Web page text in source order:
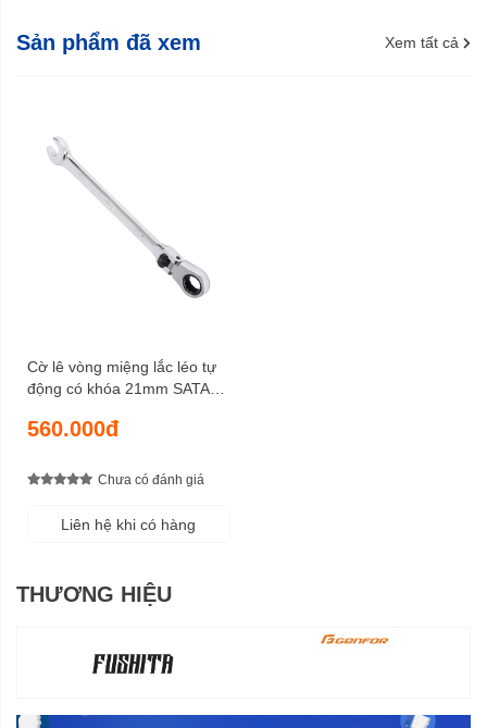
Sản phẩm đã xem Xem tất cả
Cờ lê vòng miệng lắc léo tự
động có khóa 21mm SATA
560.000đ
Chưa có đánh giá
Liên hệ khi có hàng
THƯƠNG HIỆU